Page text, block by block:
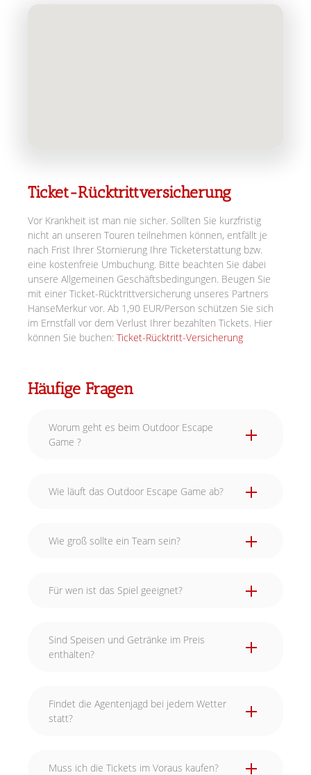
Ticket-Rücktrittversicherung
Vor Krankheit ist man nie sicher. Sollten Sie kurzfristig
nicht an unseren Touren teilnehmen können, entfällt je
nach Frist Ihrer Stornierung Ihre Ticketerstattung bzw.
eine kostenfreie Umbuchung. Bitte beachten Sie dabei
unsere Allgemeinen Geschäftsbedingungen. Beugen Sie
mit einer Ticket-Rücktrittversicherung unseres Partners
HanseMerkur vor. Ab 1,90 EUR/Person schützen Sie sich
im Ernstfall vor dem Verlust Ihrer bezahlten Tickets. Hier
können Sie buchen: Ticket-Rücktritt-Versicherung
Häufige Fragen
Worum geht es beim Outdoor Escape
Game ?
Wie läuft das Outdoor Escape Game ab?
Wie groß sollte ein Team sein?
Für wen ist das Spiel geeignet?
Sind Speisen und Getränke im Preis
enthalten?
Findet die Agentenjagd bei jedem Wetter
statt?
Muss ich die Tickets im Voraus kaufen?